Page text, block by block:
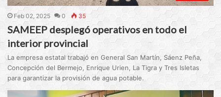
Feb 02, 2025 0 35
SAMEEP desplegó operativos en todo el
interior provincial
La empresa estatal trabajó en General San Martín, Sáenz Peña,
Concepción del Bermejo, Enrique Urien, La Tigra y Tres Isletas
para garantizar la provisión de agua potable.